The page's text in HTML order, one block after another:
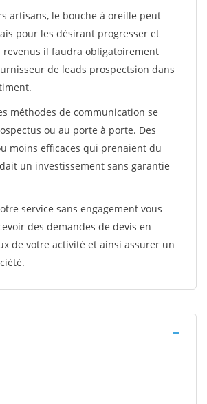
artisans, le bouche à oreille peut
pour les désirant progresser et
il faudra obligatoirement
de leads prospectsion dans
méthodes de communication se
ou au porte à porte. Des
moins efficaces qui prenaient du
un investissement sans garantie
service sans engagement vous
des demandes de devis en
de votre activité et ainsi assurer un